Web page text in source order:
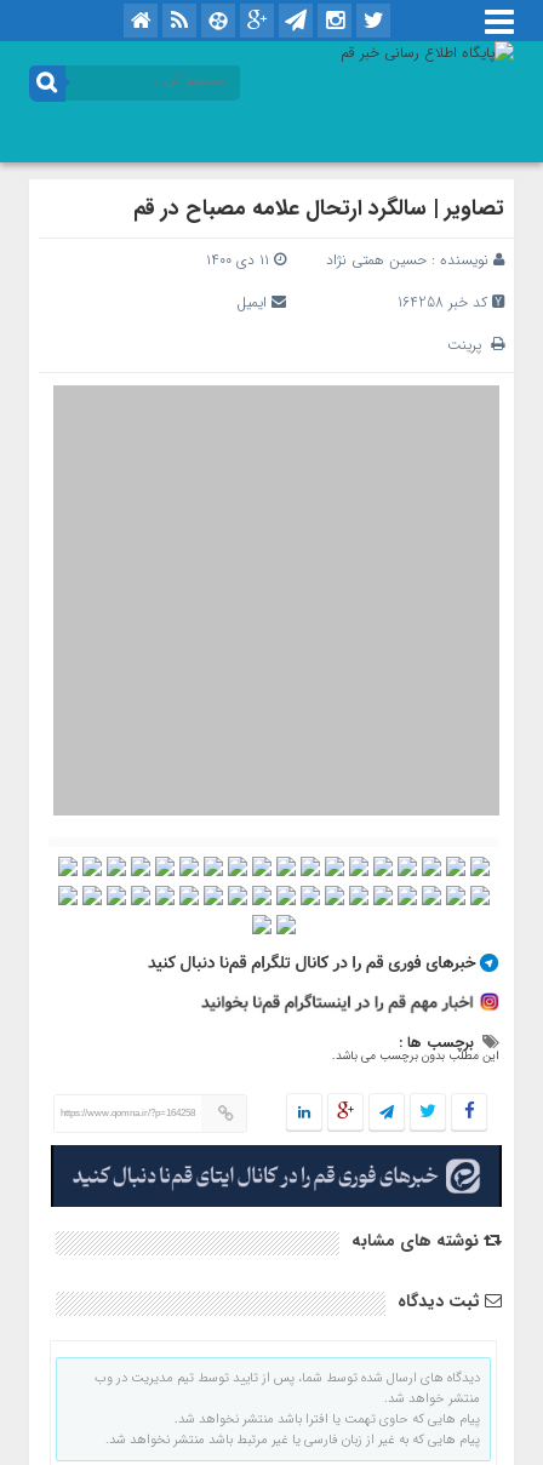
تصاویر | سالگرد ارتحال علامه مصباح در قم
نویسنده : حسین همتی نژاد
کد خبر 164258
ایمیل
پرینت
برچسب ها :
این مطلب بدون برچسب می باشد.
https://www.qomna.ir/?p=164258
نوشته های مشابه
ثبت دیدگاه
دیدگاه های ارسال شده توسط شما، پس از تایید توسط تیم مدیریت در وب
منتشر خواهد شد.
پیام هایی که حاوی تهمت یا افترا باشد منتشر نخواهد شد.
پیام هایی که به غیر از زبان فارسی یا غیر مرتبط باشد منتشر نخواهد شد.